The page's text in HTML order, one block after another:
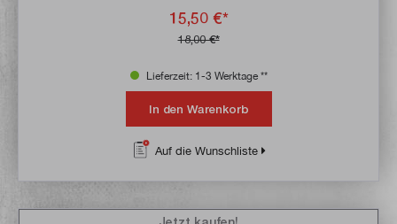
15,50 €*
18,00 €*
Lieferzeit: 1-3 Werktage **
In den Warenkorb
Auf die Wunschliste